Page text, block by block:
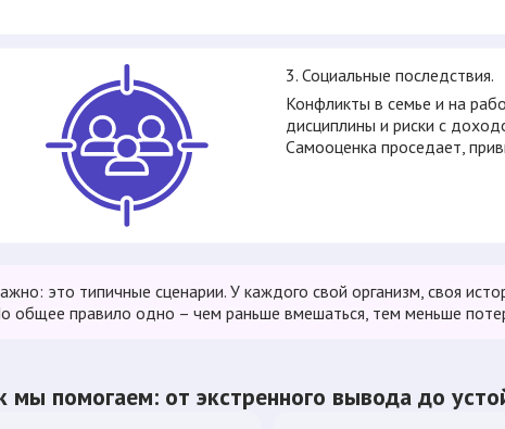
3. Социальные последствия.
Конфликты в семье и на
дисциплины и риски с
Самооценка проседает,
это типичные сценарии. У каждого свой организм, своя
общее правило одно – чем раньше вмешаться, тем меньше
мы помогаем: от экстренного вывода до